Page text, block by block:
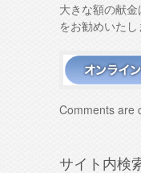
大きな額の献
をお勧めいたし
Comments are
サイト内検